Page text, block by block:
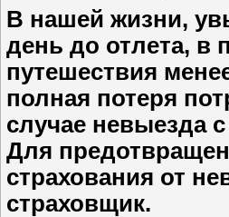
В нашей жизни,
день до отлета, в
путешествия
полная потеря
случае невыезда
Для
страхования от
страховщик.